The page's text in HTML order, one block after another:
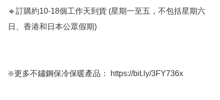
🔹訂購約10-18個工作天到貨 (星期一至五，不包括星期六
日、香港和日本公眾假期) ﻿
❇️更多不鏽鋼保冷保暖產品： https://bit.ly/3FY736x